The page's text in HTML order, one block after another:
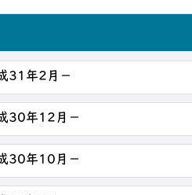
31年2月－
30年12月－
30年10月－